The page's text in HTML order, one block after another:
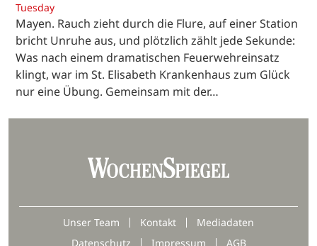
Tuesday
Mayen. Rauch zieht durch die Flure, auf einer Station
bricht Unruhe aus, und plötzlich zählt jede Sekunde:
Was nach einem dramatischen Feuerwehreinsatz
klingt, war im St. Elisabeth Krankenhaus zum Glück
nur eine Übung. Gemeinsam mit der…
Unser Team Kontakt
Mediadaten
Datenschutz
Impressum AGB